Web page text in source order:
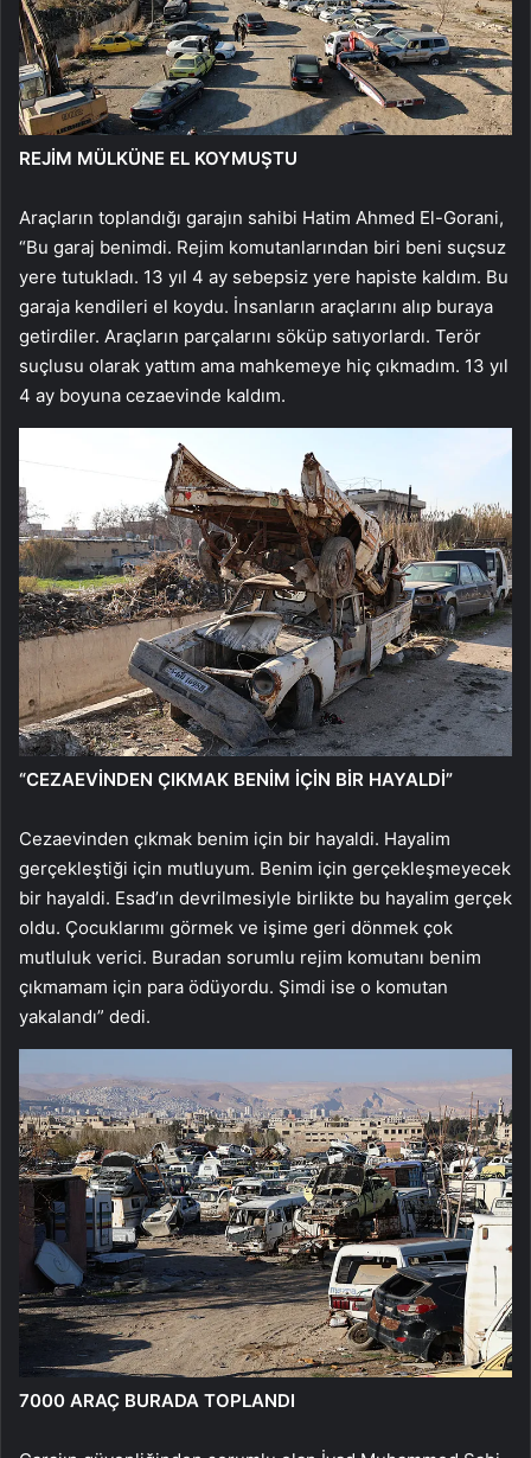
REJİM MÜLKÜNE EL KOYMUŞTU
Araçların toplandığı garajın sahibi Hatim Ahmed El-Gorani,
“Bu garaj benimdi. Rejim komutanlarından biri beni suçsuz
yere tutukladı. 13 yıl 4 ay sebepsiz yere hapiste kaldım. Bu
garaja kendileri el koydu. İnsanların araçlarını alıp buraya
getirdiler. Araçların parçalarını söküp satıyorlardı. Terör
suçlusu olarak yattım ama mahkemeye hiç çıkmadım. 13 yıl
4 ay boyuna cezaevinde kaldım.
“CEZAEVİNDEN ÇIKMAK BENİM İÇİN BİR HAYALDİ”
Cezaevinden çıkmak benim için bir hayaldi. Hayalim
gerçekleştiği için mutluyum. Benim için gerçekleşmeyecek
bir hayaldi. Esad’ın devrilmesiyle birlikte bu hayalim gerçek
oldu. Çocuklarımı görmek ve işime geri dönmek çok
mutluluk verici. Buradan sorumlu rejim komutanı benim
çıkmamam için para ödüyordu. Şimdi ise o komutan
yakalandı” dedi.
7000 ARAÇ BURADA TOPLANDI